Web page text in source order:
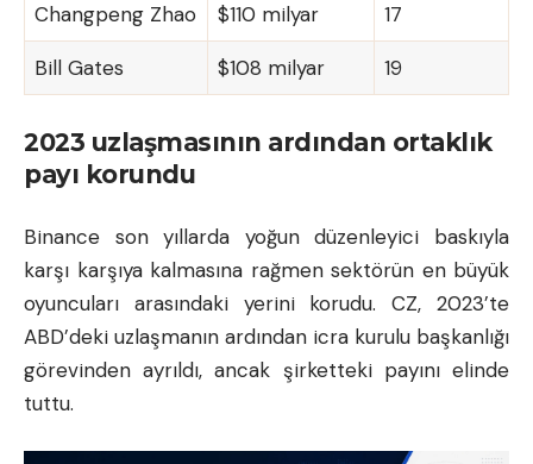
Changpeng Zhao $110 milyar 17
Bill Gates $108 milyar 19
2023 uzlaşmasının ardından ortaklık
payı korundu
Binance son yıllarda yoğun düzenleyici baskıyla
karşı karşıya kalmasına rağmen sektörün en büyük
oyuncuları arasındaki yerini korudu. CZ, 2023’te
ABD’deki uzlaşmanın ardından icra kurulu başkanlığı
görevinden ayrıldı, ancak şirketteki payını elinde
tuttu.